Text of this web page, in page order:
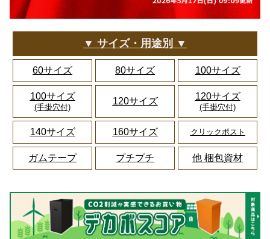
▼ サイズ・用途別 ▼
60サイズ 80サイズ 100サイズ
100サイズ
(手掛穴付)
120サイズ 120サイズ
(手掛穴付)
140サイズ 160サイズ クリックポスト
ガムテープ プチプチ 他 梱包資材